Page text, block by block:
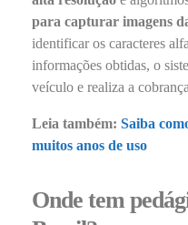
para capturar imagens
identificar os caracteres
informações obtidas, o
veículo e realiza a
Leia também: Saiba
muitos anos de uso
Onde tem